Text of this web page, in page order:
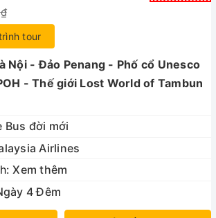
tour
Nội - Đảo Penang - Phố cổ Unesco
- Thế giới Lost World of Tambun
Bus đời mới
Airlines
Xem thêm
4 Đêm